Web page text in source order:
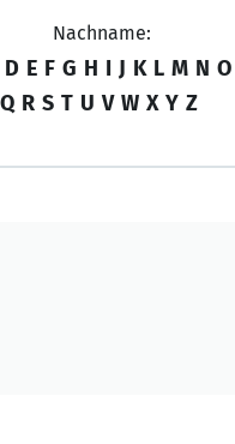
Nachname:
D E F G H I J K L M N O
Q R S T U V W X Y Z